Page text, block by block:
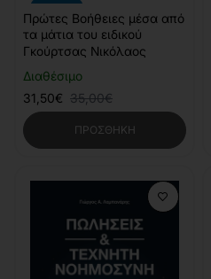
-10%
Διαθέσιμο
Πρώτες Βοήθειες μέσα από
τα μάτια του ειδικού
Γκούρτσας Νικόλαος
31,50€ 35,00€
ΠΡΟΣΘΉΚΗ